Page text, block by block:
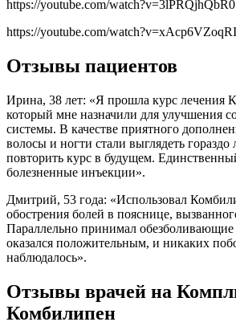
https://youtube.com/watch?v=3lPRQjhQbR0
https://youtube.com/watch?v=xAcp6VZoqRI
Отзывы пациентов
Ирина, 38 лет: «Я прошла курс лечения
который мне назначили для улучшения
системы. В качестве приятного
волосы и ногти стали выглядеть
повторить курс в будущем.
болезненные инъекции».
Дмитрий, 53 года: «Использовал
обострения болей в пояснице,
Параллельно принимал обезболивающие
оказался положительным, и никаких
наблюдалось».
Отзывы врачей на
Комбилипен